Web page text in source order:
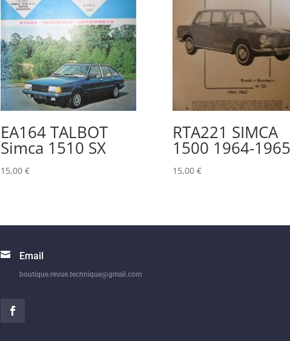
EA164 TALBOT
Simca 1510 SX
15,00 €
RTA221 SIMCA
1500 1964-1965
15,00 €
 Email
boutique.revue.technique@gmail.com